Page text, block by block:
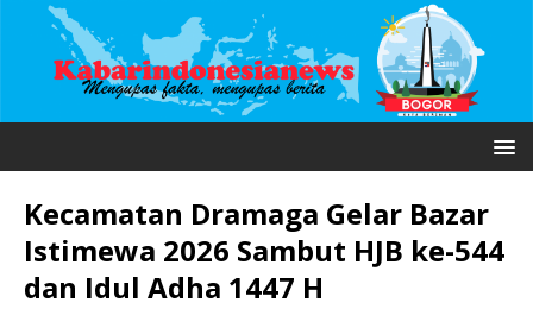
Kecamatan Dramaga Gelar Bazar
Istimewa 2026 Sambut HJB ke-544
dan Idul Adha 1447 H